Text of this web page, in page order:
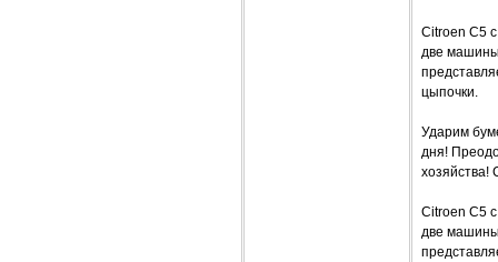
Citroen C5
две
цыпочки.
Ударим
дня!
хозяйства!
Citroen C5
две